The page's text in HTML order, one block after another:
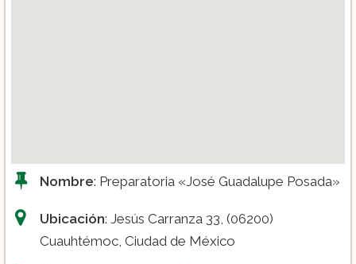
Nombre: Preparatoria «José Guadalupe Posada»
Ubicación: Jesús Carranza 33, (06200)
Cuauhtémoc, Ciudad de México